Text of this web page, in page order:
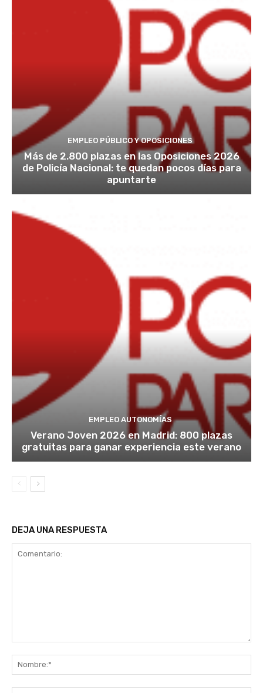
EMPLEO PÚBLICO Y OPOSICIONES
Más de 2.800 plazas en las Oposiciones 2026
de Policía Nacional: te quedan pocos días para
apuntarte
EMPLEO AUTONOMÍAS
Verano Joven 2026 en Madrid: 800 plazas
gratuitas para ganar experiencia este verano
DEJA UNA RESPUESTA